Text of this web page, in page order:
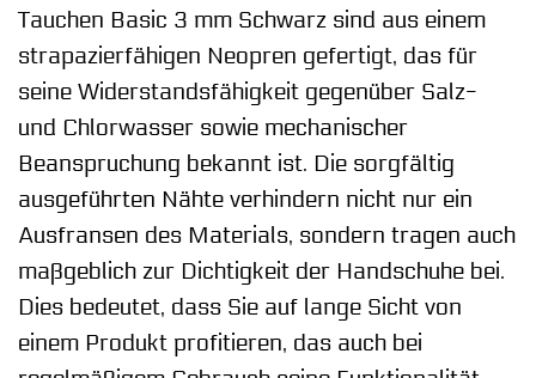
Tauchen Basic 3 mm Schwarz sind aus einem
strapazierfähigen Neopren gefertigt, das für
seine Widerstandsfähigkeit gegenüber Salz-
und Chlorwasser sowie mechanischer
Beanspruchung bekannt ist. Die sorgfältig
ausgeführten Nähte verhindern nicht nur ein
Ausfransen des Materials, sondern tragen auch
maßgeblich zur Dichtigkeit der Handschuhe bei.
Dies bedeutet, dass Sie auf lange Sicht von
einem Produkt profitieren, das auch bei